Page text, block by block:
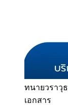
ทนายวราวุธ
เอกสาร